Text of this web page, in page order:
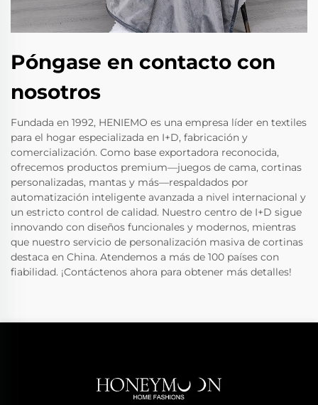
Póngase en contacto con
nosotros
Fundada en 1992, HENIEMO es una empresa líder en textiles
para el hogar especializada en I+D, fabricación y
comercialización. Como base exportadora reconocida,
ofrecemos productos premium—juegos de cama, cortinas
personalizadas, mantas y más—respaldados por
automatización inteligente avanzada a nivel internacional y
un estricto control de calidad. Nuestro centro de I+D sigue
innovando con diseños funcionales y modernos, mientras
que nuestro servicio de personalización masiva de cortinas
destaca en China. Atendemos a más de 100 países con
fiabilidad. ¡Contáctenos ahora para obtener más detalles!